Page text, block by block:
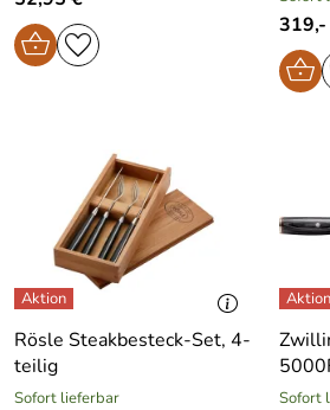
Rösle Steakbesteck-Set, 4-
teilig
Sofort lieferbar Sofort